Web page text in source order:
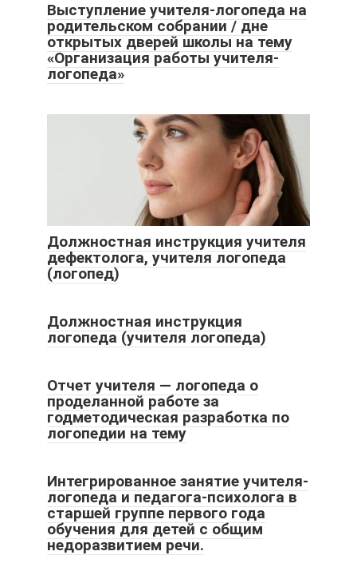
Выступление учителя-логопеда на
родительском собрании / дне
открытых дверей школы на тему
«Организация работы учителя-
логопеда»
Должностная инструкция учителя
дефектолога, учителя логопеда
(логопед)
Должностная инструкция
логопеда (учителя логопеда)
Отчет учителя — логопеда о
проделанной работе за
годметодическая разработка по
логопедии на тему
Интегрированное занятие учителя-
логопеда и педагога-психолога в
старшей группе первого года
обучения для детей с общим
недоразвитием речи.